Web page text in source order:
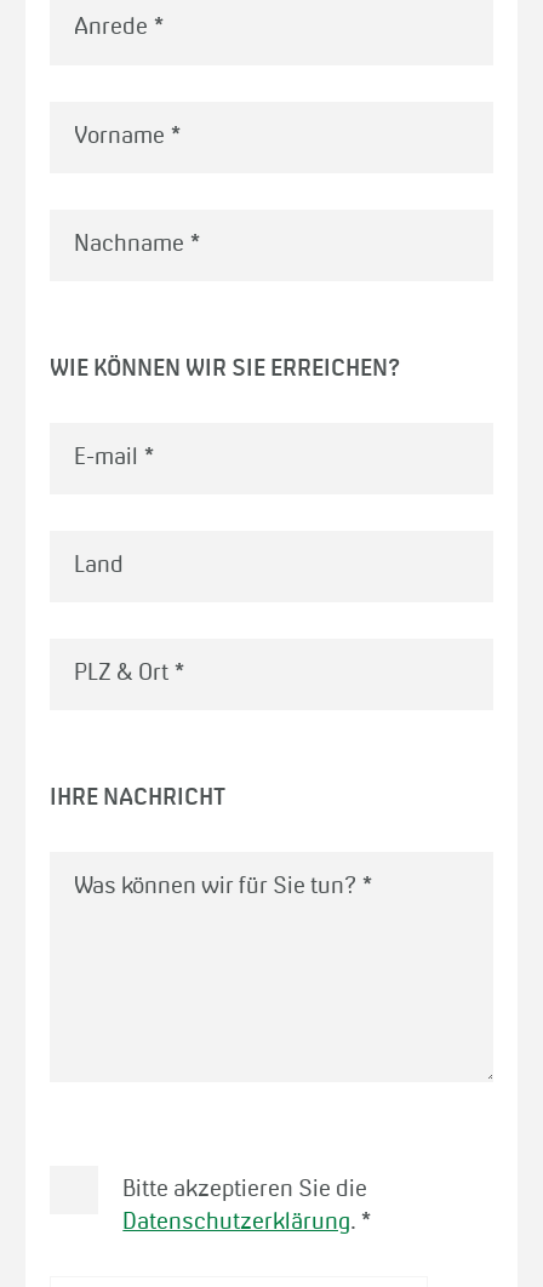
Vorname *
Nachname *
WIE KÖNNEN WIR SIE ERREICHEN?
E-mail *
Land
PLZ & Ort *
IHRE NACHRICHT
Was können wir für Sie tun? *
Bitte akzeptieren Sie die
Datenschutzerklärung. *